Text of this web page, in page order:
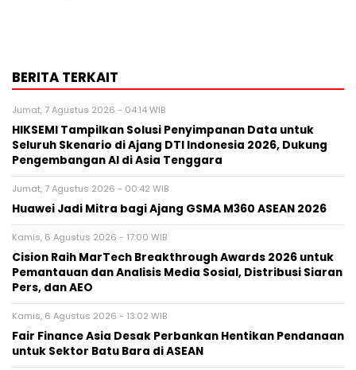
BERITA TERKAIT
Jumat, 7 Agustus 2026 - 04:14 WIB
HIKSEMI Tampilkan Solusi Penyimpanan Data untuk
Seluruh Skenario di Ajang DTI Indonesia 2026, Dukung
Pengembangan AI di Asia Tenggara
Jumat, 7 Agustus 2026 - 00:42 WIB
Huawei Jadi Mitra bagi Ajang GSMA M360 ASEAN 2026
Kamis, 6 Agustus 2026 - 17:00 WIB
Cision Raih MarTech Breakthrough Awards 2026 untuk
Pemantauan dan Analisis Media Sosial, Distribusi Siaran
Pers, dan AEO
Kamis, 6 Agustus 2026 - 13:02 WIB
Fair Finance Asia Desak Perbankan Hentikan Pendanaan
untuk Sektor Batu Bara di ASEAN